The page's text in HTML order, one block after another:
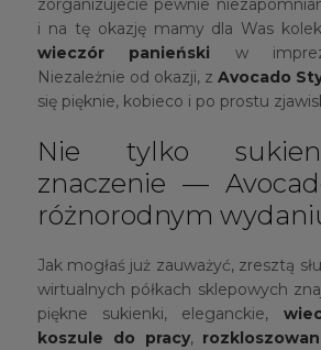
zorganizujecie pewnie
i na tę okazję mamy dla Was
wieczór panieński w
Niezależnie od okazji, zAvocado
się pięknie, kobieco i po prostu
Nie tylko
znaczenie —
różnorodnym
Jak mogłaś już zauważyć, zresztą
wirtualnych półkach sklepowych
piękne sukienki, eleganckie,
koszule do pracy,